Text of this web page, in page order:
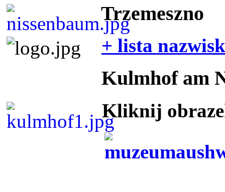
Trzemeszno
+ lista nazwisk
Kulmhof am
Kliknij